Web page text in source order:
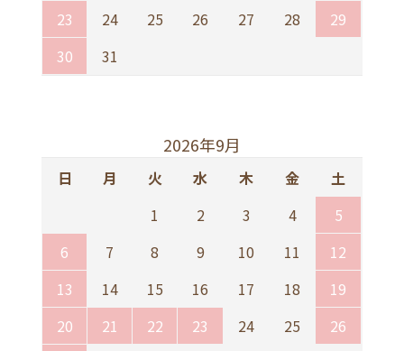
23
24 25 26 27 28
29
30
31
2026年9月
日 月 火 水 木 金
土
1
2 3 4
5
6
7 8 9 10 11
12
13
14 15 16 17 18
19
20
21 22 23 24 25
26